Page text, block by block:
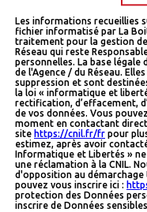
Les informations recueillies
fichier informatisé par La
traitement pour la gestion
Réseau qui reste
personnelles. La base
de l'Agence / du Réseau.
suppression et sont
la loi « informatique et
rectification, d’effacement,
de vos données. Vous
moment en contactant
site https://cnil.fr/fr pour
estimez, après avoir
Informatique et Libertés »
une réclamation à la CNIL.
d'opposition au démarchage
pouvez vous inscrire ici :
protection des Données
inscrire de Données